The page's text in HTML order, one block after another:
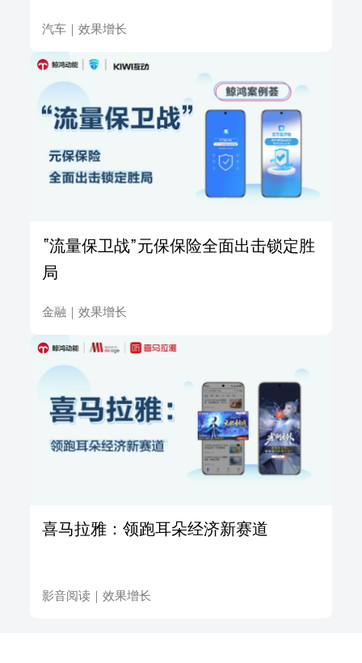
汽车 ｜效果增长
“流量保卫战”元保保险全面出击锁定胜
局
金融 ｜效果增长
喜马拉雅：领跑耳朵经济新赛道
影音阅读 ｜效果增长